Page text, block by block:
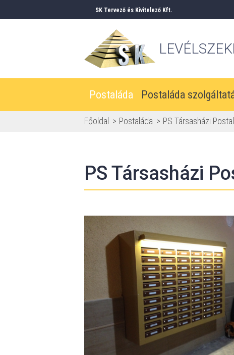
SK Tervező és Kivitelező Kft.
Postaláda Postaláda
Főoldal Postaláda PS Társasházi
PS Társasházi